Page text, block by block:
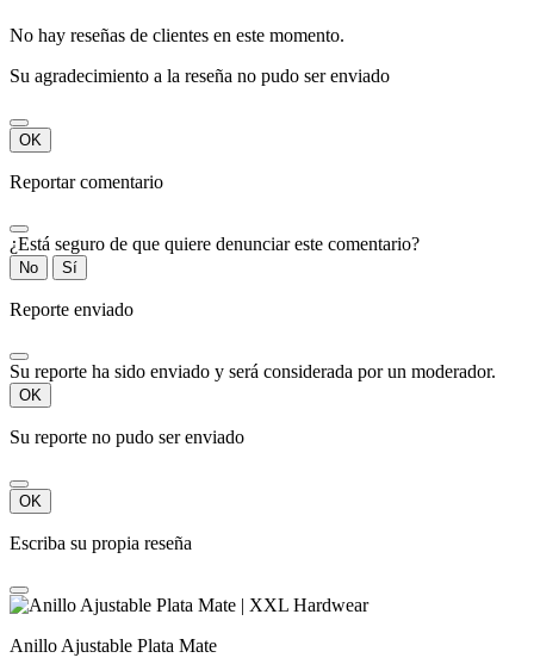
No hay reseñas de clientes en este momento.
Su agradecimiento a la reseña no pudo ser enviado
OK
Reportar comentario
¿Está seguro de que quiere denunciar este comentario?
No Sí
Reporte enviado
Su reporte ha sido enviado y será considerada por un moderador.
OK
Su reporte no pudo ser enviado
OK
Escriba su propia reseña
Anillo Ajustable Plata Mate